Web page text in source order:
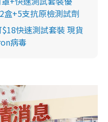
盒+5支抗原檢測試劑
快速測試套裝 現貨
病毒